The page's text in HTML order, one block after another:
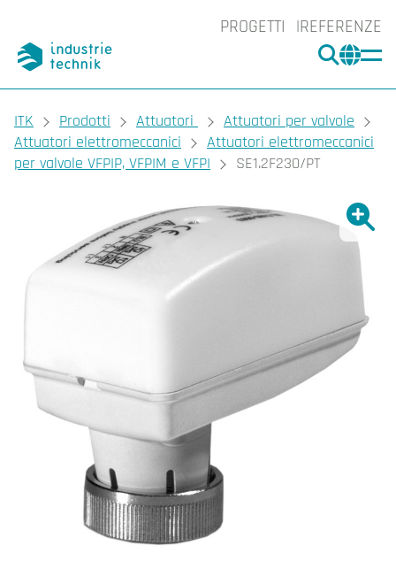
PROGETTI REFERENZE
CERCA
You are here:
ITK Prodotti Attuatori
Attuatori per valvole
Attuatori elettromeccanici
Attuatori elettromeccanici
per valvole VFPIP, VFPIM e VFPI
SE1.2F230/PT